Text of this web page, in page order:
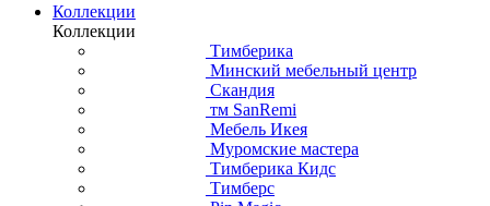
Коллекции
Коллекции
Тимберика
Минский мебельный центр
Скандия
тм SanRemi
Мебель Икея
Муромские мастера
Тимберика Кидс
Тимберс